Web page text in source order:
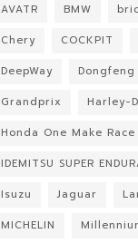
AVATR
BMW bric
Chery
COCKPIT
DeepWay
Dongfeng
Grandprix
Harley-
Honda One Make Race
IDEMITSU SUPER
Isuzu
Jaguar
MICHELIN